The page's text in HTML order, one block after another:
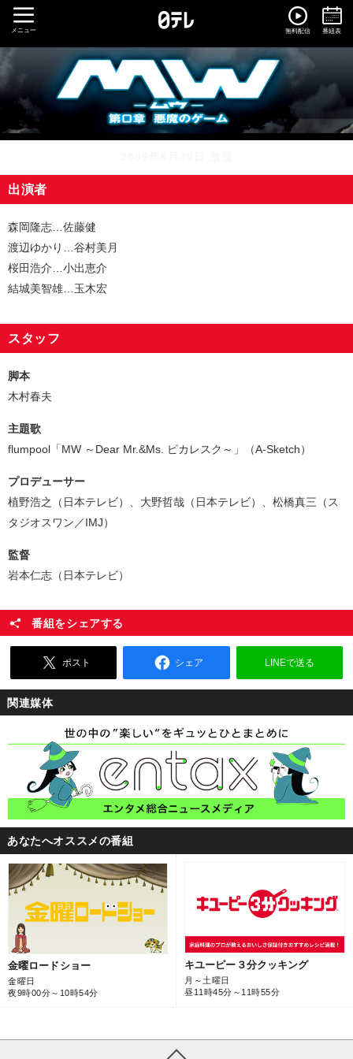
メニュー 無料配信 番組表
出演者
森岡隆志…佐藤健
渡辺ゆかり…谷村美月
桜田浩介…小出恵介
結城美智雄…玉木宏
スタッフ
脚本
木村春夫
主題歌
flumpool「MW ～Dear Mr.&Ms. ピカレスク～」（A-Sketch）
プロデューサー
植野浩之（日本テレビ）、大野哲哉（日本テレビ）、松橋真三（ス
タジオスワン／IMJ）
監督
岩本仁志（日本テレビ）
番組をシェアする
ポスト シェア LINEで送る
関連媒体
あなたへオススメの番組
金曜ロードショー
金曜日
夜9時00分～10時54分
キユーピー３分クッキング
月～土曜日
昼11時45分～11時55分